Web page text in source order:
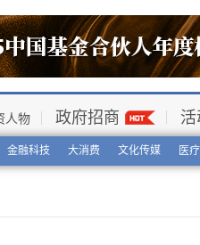
金融科技 大消费 文化传媒 医
人物 政府招商 活